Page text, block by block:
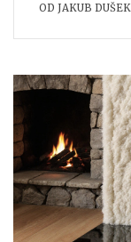
OD JAKUB DUŠEK